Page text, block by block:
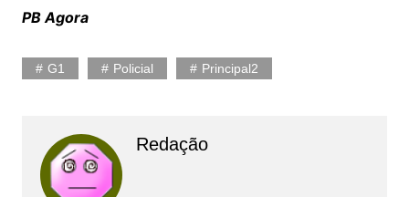
PB Agora
G1 Policial Principal2
Redação